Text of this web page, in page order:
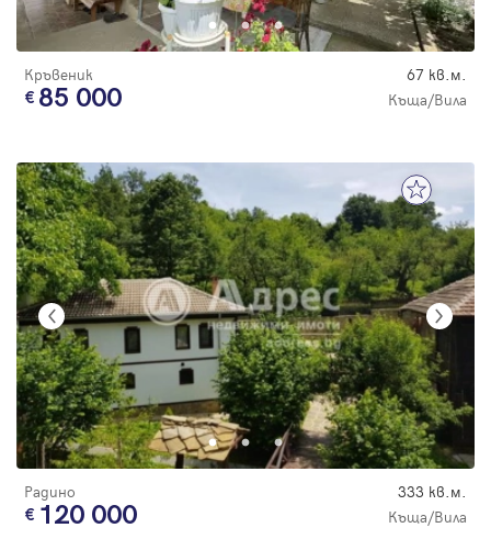
Кръвеник 67 кв.м.
85 000 Къща/Вила
Радино 333 кв.м.
120 000 Къща/Вила